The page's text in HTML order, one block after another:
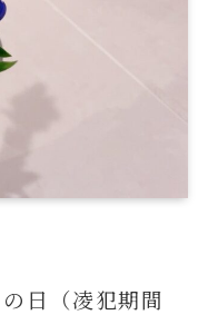
日（凌犯期間